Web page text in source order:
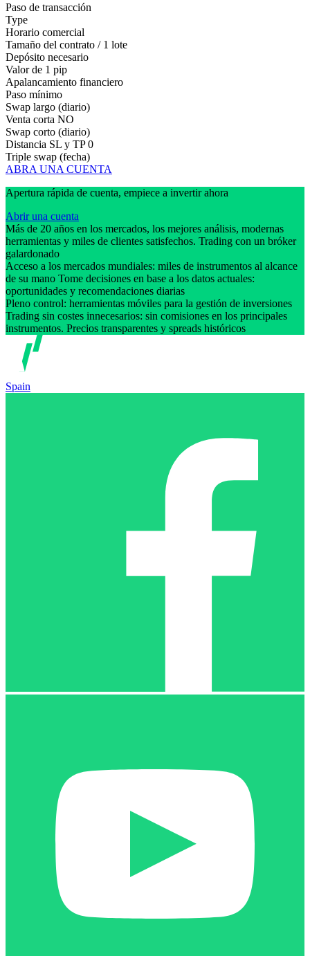
Paso de transacción
Type
Horario comercial
Tamaño del contrato / 1 lote
Depósito necesario
Valor de 1 pip
Apalancamiento financiero
Paso mínimo
Swap largo (diario)
Venta corta NO
Swap corto (diario)
Distancia SL y TP 0
Triple swap (fecha)
ABRA UNA CUENTA
Apertura rápida de cuenta, empiece a invertir ahora
Abrir una cuenta
Más de 20 años en los mercados, los mejores análisis, modernas
herramientas y miles de clientes satisfechos. Trading con un bróker
galardonado
Acceso a los mercados mundiales: miles de instrumentos al alcance
de su mano Tome decisiones en base a los datos actuales:
oportunidades y recomendaciones diarias
Pleno control: herramientas móviles para la gestión de inversiones
Trading sin costes innecesarios: sin comisiones en los principales
instrumentos. Precios transparentes y spreads históricos
Spain